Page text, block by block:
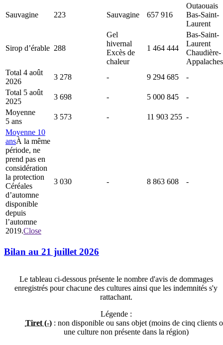
Sauvagine 223 Sauvagine 657 916
Outaouais
Bas-Saint-
Laurent
Sirop d’érable 288
Gel
hivernal
Excès de
chaleur
1 464 444
Bas-Saint-
Laurent
Chaudière-
Appalaches
Total 4 août
2026
3 278 - 9 294 685
-
Total 5 août
2025
3 698 - 5 000 845
-
Moyenne
5 ans
3 573 - 11 903 255 -
Moyenne 10
ansÀ la même
période, ne
prend pas en
considération
la protection
Céréales
d’automne
disponible
depuis
l’automne
2019.Close
3 030 - 8 863 608 -
Bilan au 21 juillet 2026
Le tableau ci-dessous présente le nombre d'avis de dommages
enregistrés pour chacune des cultures ainsi que les indemnités s'y
rattachant.
Légende :
Tiret (-): non disponible ou sans objet (moins de cinq clients
une culture non présente dans la région)